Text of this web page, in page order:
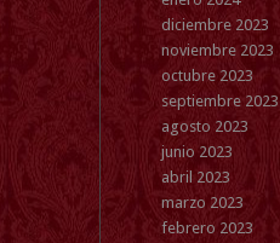
diciembre 2023
noviembre 2023
octubre 2023
septiembre 2023
agosto 2023
junio 2023
abril 2023
marzo 2023
febrero 2023